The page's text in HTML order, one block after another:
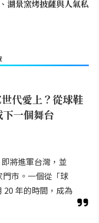
湖景窯烤披薩與人氣私
代愛上？從球鞋
一個舞台
將進軍台灣，並
市。一個從「球
20 年的時間，成為